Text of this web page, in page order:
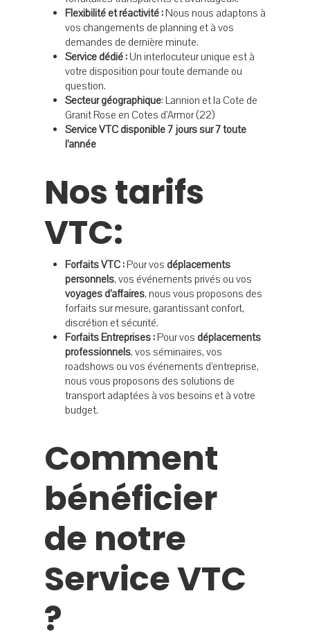
Flexibilité et réactivité :Nous nous adaptons à
vos changements de planning et à vos
demandes de dernière minute.
Service dédié :Un interlocuteur unique est à
votre disposition pour toute demande ou
question.
Secteur géographique: Lannion et la Cote de
Granit Rose en Cotes d’Armor (22)
Service VTC disponible 7 jours sur 7 toute
l’année
Nos tarifs
VTC:
Forfaits VTC :Pour vos déplacements
personnels, vos événements privés ou vos
voyages d’affaires, nous vous proposons des
forfaits sur mesure, garantissant confort,
discrétion et sécurité.
Forfaits Entreprises :Pour vos déplacements
professionnels, vos séminaires, vos
roadshows ou vos événements d’entreprise,
nous vous proposons des solutions de
transport adaptées à vos besoins et à votre
budget.
Comment
bénéficier
de notre
Service VTC
?
Prestations
Transport De
Randonneurs
Nos Tarifs